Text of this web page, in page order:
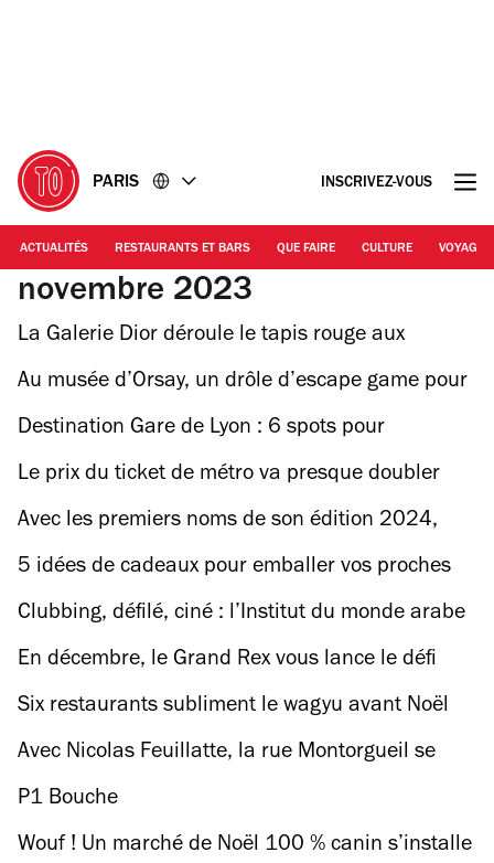
PARIS INSCRIVEZ-VOUS
ACTUALITÉS RESTAURANTS ET BARS QUE FAIRE CULTURE VOYAGE
novembre 2023
La Galerie Dior déroule le tapis rouge aux
artistes femmes dans un nouveau parcours
Au musée d’Orsay, un drôle d’escape game pour
redécouvrir l’art sous un angle queer
Destination Gare de Lyon : 6 spots pour
(re)découvrir le meilleur du quartier
Le prix du ticket de métro va presque doubler
pendant les Jeux olympiques
Avec les premiers noms de son édition 2024,
Rock en Seine joue à fond la carte de la
nostalgie
5 idées de cadeaux pour emballer vos proches
sans abîmer la planète !
Clubbing, défilé, ciné : l’Institut du monde arabe
nous gâte pour Noël avec son premier festival
En décembre, le Grand Rex vous lance le défi
d’une nuit : 13h de projo du Seigneur des
Anneaux
Six restaurants subliment le wagyu avant Noël
Avec Nicolas Feuillatte, la rue Montorgueil se
transforme en Rue des Bulles
P1 Bouche
Wouf ! Un marché de Noël 100 % canin s’installe